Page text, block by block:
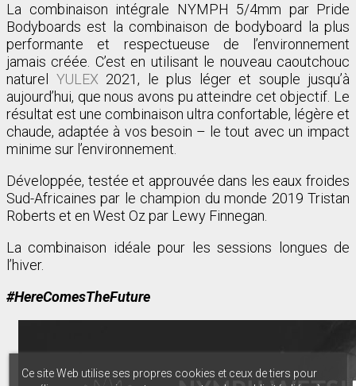
La combinaison intégrale NYMPH 5/4mm par Pride
Bodyboards est la combinaison de bodyboard la plus
performante et respectueuse de l’environnement
jamais créée. C’est en utilisant le nouveau caoutchouc
naturel YULEX 2021, le plus léger et souple jusqu’à
aujourd’hui, que nous avons pu atteindre cet objectif. Le
résultat est une combinaison ultra confortable, légère et
chaude, adaptée à vos besoin – le tout avec un impact
minime sur l’environnement.
Développée, testée et approuvée dans les eaux froides
Sud-Africaines par le champion du monde 2019 Tristan
Roberts et en West Oz par Lewy Finnegan.
La combinaison idéale pour les sessions longues de
l’hiver.
#HereComesTheFuture
Ce site Web utilise ses propres cookies et ceux de tiers pour